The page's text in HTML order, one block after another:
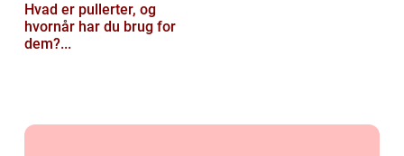
Hvad er pullerter, og
hvornår har du brug for
dem?...